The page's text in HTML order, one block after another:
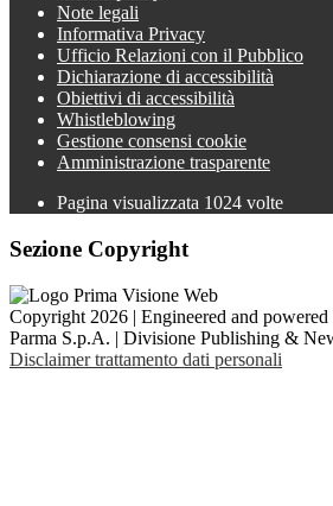
Note legali
Informativa Privacy
Ufficio Relazioni con il Pubblico
Dichiarazione di accessibilità
Obiettivi di accessibilità
Whistleblowing
Gestione consensi cookie
Amministrazione trasparente
Pagina visualizzata 1024 volte
Sezione Copyright
Copyright 2026 | Engineered and
Parma S.p.A. | Divisione Publishing &
Disclaimer trattamento dati personali